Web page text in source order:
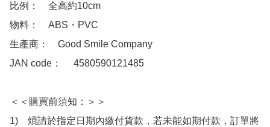
比例：　全高約10cm
物料：　ABS・PVC
生產商：　Good Smile Company
JAN code：　 4580590121485
＜＜購買前須知：＞＞
1)　煩請於指定日期內繳付貨款，若未能如期付款，訂單將